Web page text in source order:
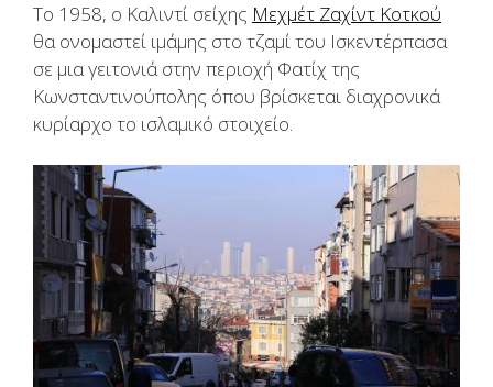
Το 1958, ο Καλιντί σείχης Μεχμέτ Ζαχίντ Κοτκού
θα ονομαστεί ιμάμης στο τζαμί του Ισκεντέρπασα
σε μια γειτονιά στην περιοχή Φατίχ της
Κωνσταντινούπολης όπου βρίσκεται διαχρονικά
κυρίαρχο το ισλαμικό στοιχείο.